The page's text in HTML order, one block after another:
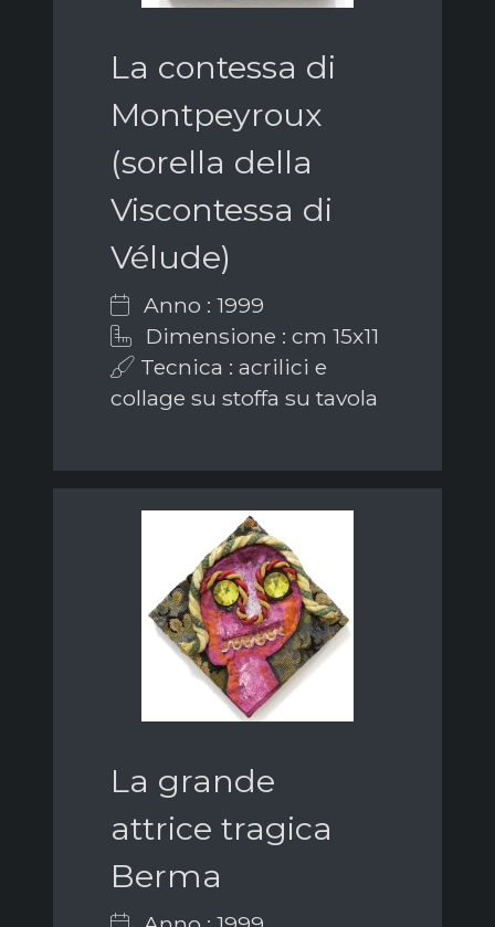
La contessa di
Montpeyroux
(sorella della
Viscontessa di
Vélude)
Anno : 1999
Dimensione : cm 15x11
Tecnica : acrilici e
collage su stoffa su tavola
La grande
attrice tragica
Berma